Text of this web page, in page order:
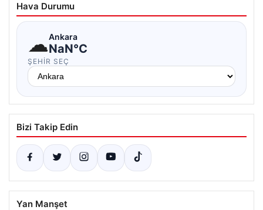
Hava Durumu
☁Ankara
NaN°C
ŞEHIR SEÇ
Bizi Takip Edin
Yan Manşet